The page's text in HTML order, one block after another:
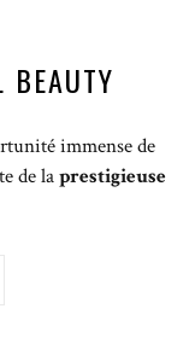
BEAUTY
immense de
de laprestigieuse